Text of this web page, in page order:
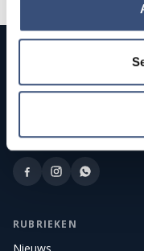
Publieke streekomroep
nieuws, sport, cultuur,
RUBRIEKEN